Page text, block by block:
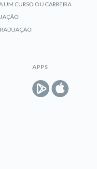
UM CURSO OU CARREIRA
APPS